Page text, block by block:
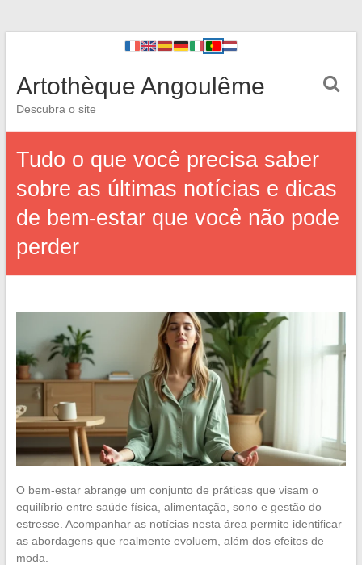
Artothèque Angoulême
Descubra o site
Tudo o que você precisa saber
sobre as últimas notícias e dicas
de bem-estar que você não pode
perder
O bem-estar abrange um conjunto de práticas que visam o
equilíbrio entre saúde física, alimentação, sono e gestão do
estresse. Acompanhar as notícias nesta área permite identificar
as abordagens que realmente evoluem, além dos efeitos de
moda.